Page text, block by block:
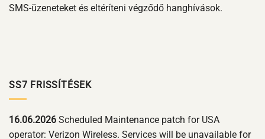
SMS-üzeneteket és eltéríteni végződő hanghívások.
SS7 FRISSÍTÉSEK
16.06.2026 Scheduled Maintenance patch for USA
operator: Verizon Wireless. Services will be unavailable for